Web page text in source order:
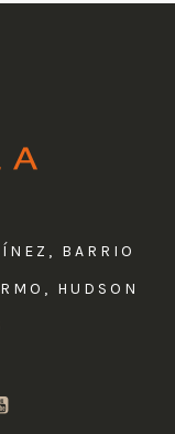
BARRIO
HUDSON